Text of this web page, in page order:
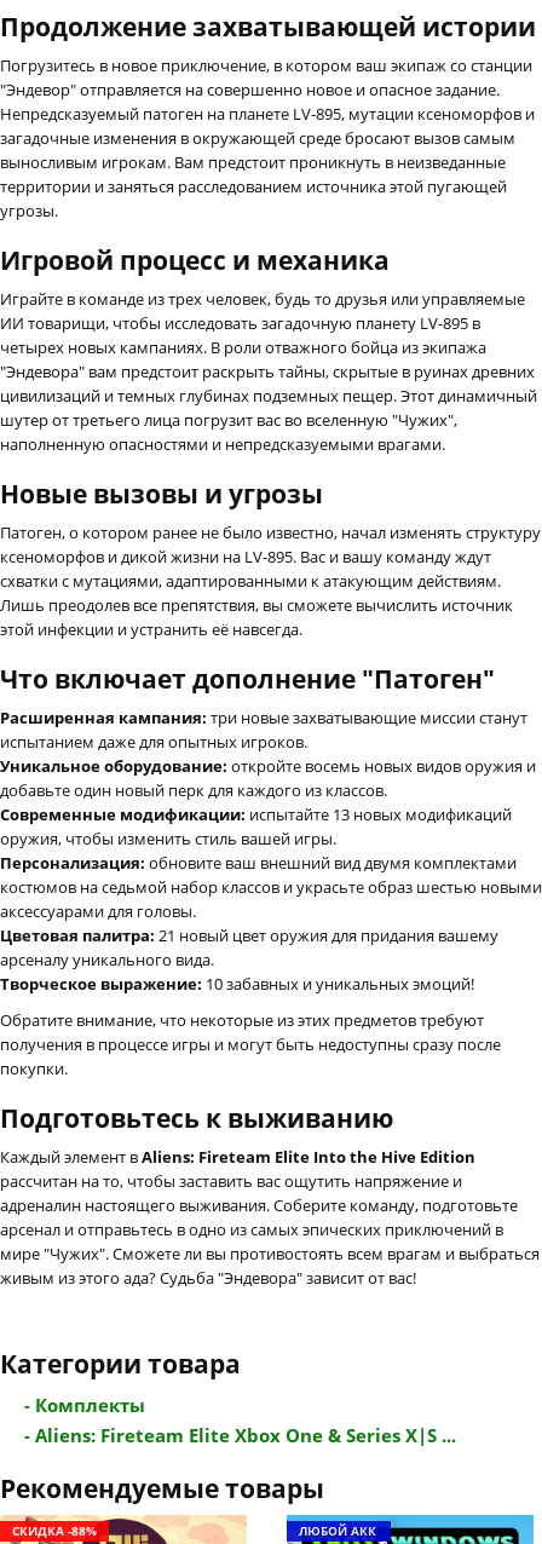
Продолжение захватывающей истории
Погрузитесь в новое приключение, в котором ваш экипаж со станции
"Эндевор" отправляется на совершенно новое и опасное задание.
Непредсказуемый патоген на планете LV-895, мутации ксеноморфов и
загадочные изменения в окружающей среде бросают вызов самым
выносливым игрокам. Вам предстоит проникнуть в неизведанные
территории и заняться расследованием источника этой пугающей
угрозы.
Игровой процесс и механика
Играйте в команде из трех человек, будь то друзья или управляемые
ИИ товарищи, чтобы исследовать загадочную планету LV-895 в
четырех новых кампаниях. В роли отважного бойца из экипажа
"Эндевора" вам предстоит раскрыть тайны, скрытые в руинах древних
цивилизаций и темных глубинах подземных пещер. Этот динамичный
шутер от третьего лица погрузит вас во вселенную "Чужих",
наполненную опасностями и непредсказуемыми врагами.
Новые вызовы и угрозы
Патоген, о котором ранее не было известно, начал изменять структуру
ксеноморфов и дикой жизни на LV-895. Вас и вашу команду ждут
схватки с мутациями, адаптированными к атакующим действиям.
Лишь преодолев все препятствия, вы сможете вычислить источник
этой инфекции и устранить её навсегда.
Что включает дополнение "Патоген"
Расширенная кампания: три новые захватывающие миссии станут
испытанием даже для опытных игроков.
Уникальное оборудование: откройте восемь новых видов оружия и
добавьте один новый перк для каждого из классов.
Современные модификации: испытайте 13 новых модификаций
оружия, чтобы изменить стиль вашей игры.
Персонализация: обновите ваш внешний вид двумя комплектами
костюмов на седьмой набор классов и украсьте образ шестью новыми
аксессуарами для головы.
Цветовая палитра: 21 новый цвет оружия для придания вашему
арсеналу уникального вида.
Творческое выражение: 10 забавных и уникальных эмоций!
Обратите внимание, что некоторые из этих предметов требуют
получения в процессе игры и могут быть недоступны сразу после
покупки.
Подготовьтесь к выживанию
Каждый элемент вAliens: Fireteam Elite Into the Hive Edition
рассчитан на то, чтобы заставить вас ощутить напряжение и
адреналин настоящего выживания. Соберите команду, подготовьте
арсенал и отправьтесь в одно из самых эпических приключений в
мире "Чужих". Сможете ли вы противостоять всем врагам и выбраться
живым из этого ада? Судьба "Эндевора" зависит от вас!
Категории товара
- Комплекты
- Aliens: Fireteam Elite Xbox One & Series X|S ...
Рекомендуемые товары
СКИДКА -88%
ЛЮБОЙ АКК